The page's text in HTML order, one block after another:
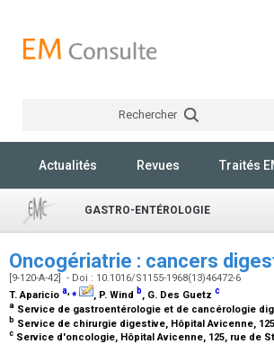
Rechercher
Actualités Revues Traités
GASTRO-ENTÉROLOGIE
Oncogériatrie : cancers
[9-120-A-42] - Doi : 10.1016/S1155-1968(13)46472-6
T. Aparicio a,⁎ , P. Wind b, G. Des Guetz c
a Service de gastroentérologie et de cancérologie
b Service de chirurgie digestive, Hôpital Avicenne,
c Service d'oncologie, Hôpital Avicenne, 125, rue de